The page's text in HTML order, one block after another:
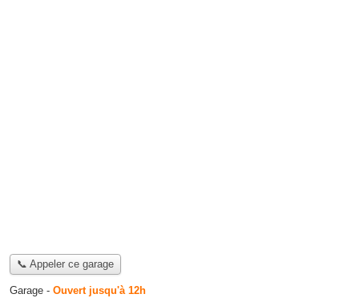
📞 Appeler ce garage
Garage - Ouvert jusqu'à 12h